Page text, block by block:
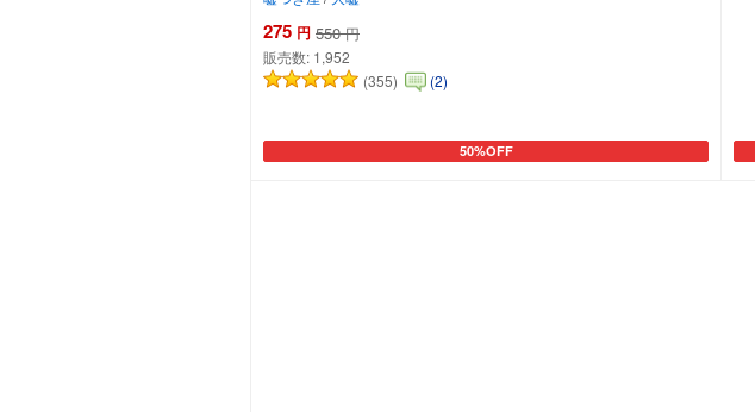
275 円 550 円
販売数: 1,952
(355)
(2)
50%OFF
カートに追加